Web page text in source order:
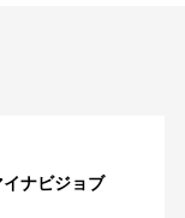
ナビジョブ